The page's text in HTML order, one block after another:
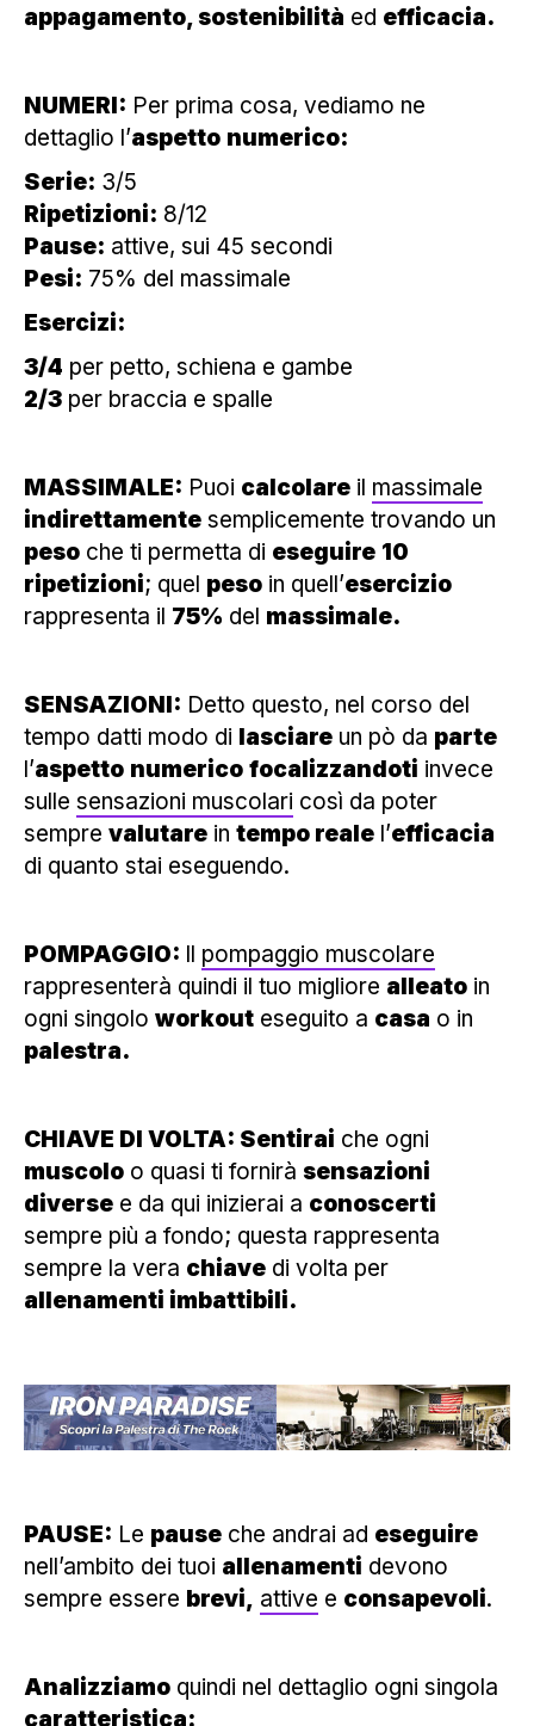
appagamento, sostenibilità ed efficacia.
NUMERI: Per prima cosa, vediamo ne
dettaglio l’aspetto numerico:
Serie: 3/5
Ripetizioni: 8/12
Pause: attive, sui 45 secondi
Pesi: 75% del massimale
Esercizi:
3/4 per petto, schiena e gambe
2/3 per braccia e spalle
MASSIMALE: Puoi calcolare il massimale
indirettamente semplicemente trovando un
peso che ti permetta di eseguire 10
ripetizioni; quel peso in quell’esercizio
rappresenta il 75% del massimale.
SENSAZIONI: Detto questo, nel corso del
tempo datti modo di lasciare un pò da parte
l’aspetto numerico focalizzandoti invece
sulle sensazioni muscolari così da poter
sempre valutare in tempo reale l’efficacia
di quanto stai eseguendo.
POMPAGGIO: Il pompaggio muscolare
rappresenterà quindi il tuo migliore alleato in
ogni singolo workout eseguito a casa o in
palestra.
CHIAVE DI VOLTA: Sentirai che ogni
muscolo o quasi ti fornirà sensazioni
diverse e da qui inizierai a conoscerti
sempre più a fondo; questa rappresenta
sempre la vera chiave di volta per
allenamenti imbattibili.
PAUSE: Le pause che andrai ad eseguire
nell’ambito dei tuoi allenamenti devono
sempre essere brevi, attive e consapevoli.
Analizziamo quindi nel dettaglio ogni singola
caratteristica: